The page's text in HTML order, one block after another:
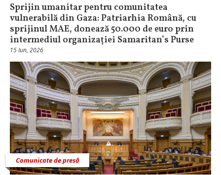
Sprijin umanitar pentru comunitatea
vulnerabilă din Gaza: Patriarhia Română, cu
sprijinul MAE, donează 50.000 de euro prin
intermediul organizației Samaritan’s Purse
15 Iun, 2026
Comunicate de presă